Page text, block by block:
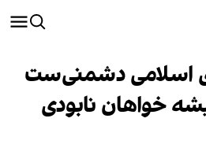
اسلامی دشمنی‌ست
خواهان نابودی